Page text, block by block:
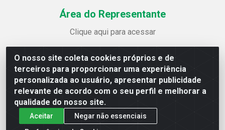
O nosso site coleta cookies próprios e de
terceiros para proporcionar uma experiência
personalizada ao usuário, apresentar publicidade
relevante de acordo com o seu perfil e melhorar a
qualidade do nosso site.
Aceitar
Negar não essenciais
Área do Representante
Clique aqui para acessar
Credimóveis Novolar Ltda
Rua José Alves Bezerra, 430 - Prazeres - Jaboatão dos
Guararapes / PE - CEP 54.325-610
CNPJ: 09.930.165/0013-70